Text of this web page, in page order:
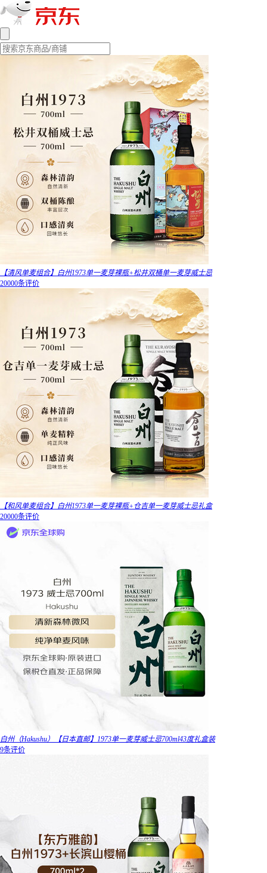
【清风单麦组合】白州1973单一麦芽裸瓶+松井双桶单一麦芽威士忌
20000条评价
【和风单麦组合】白州1973单一麦芽裸瓶+仓吉单一麦芽威士忌礼盒
20000条评价
白州（Hakushu）【日本直邮】1973单一麦芽威士忌700ml43度礼盒装
9条评价